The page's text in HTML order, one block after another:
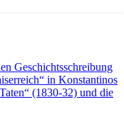
Geschichtsschreibung
in Konstantinos
(1830-32) und die